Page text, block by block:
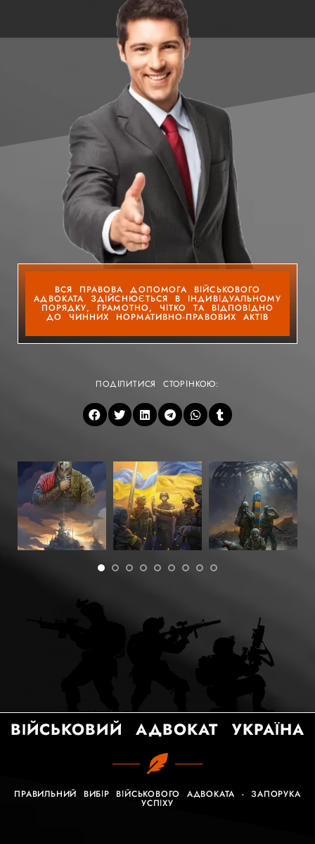
ВСЯ ПРАВОВА ДОПОМОГА ВІЙСЬКОВОГО
АДВОКАТА ЗДІЙСНЮЄТЬСЯ В ІНДИВІДУАЛЬНОМУ
ПОРЯДКУ, ГРАМОТНО, ЧІТКО ТА ВІДПОВІДНО
ДО ЧИННИХ НОРМАТИВНО-ПРАВОВИХ АКТІВ
ПОДІЛИТИСЯ СТОРІНКОЮ:
ВІЙСЬКОВИЙ АДВОКАТ УКРАЇНА
ПРАВИЛЬНИЙ ВИБІР ВІЙСЬКОВОГО АДВОКАТА - ЗАПОРУКА
УСПІХУ